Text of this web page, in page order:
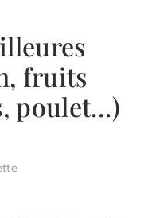
fruits
poulet…)